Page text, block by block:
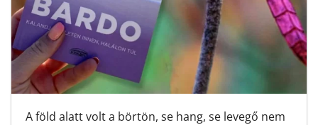
A föld alatt volt a börtön, se hang, se levegő nem